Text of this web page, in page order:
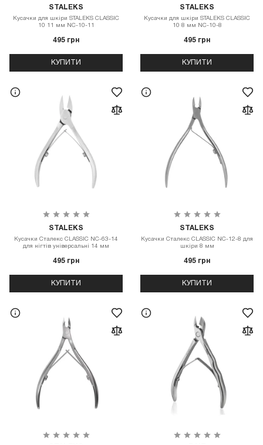
STALEKS
Кусачки для шкіри STALEKS CLASSIC
10 11 мм NC-10-11
495 грн
КУПИТИ
STALEKS
Кусачки для шкіри STALEKS CLASSIC
10 8 мм NC-10-8
495 грн
КУПИТИ
STALEKS
Кусачки Сталекс CLASSIC NC-63-14
для нігтів універсальні 14 мм
495 грн
КУПИТИ
STALEKS
Кусачки Сталекс CLASSIC NC-12-8 для
шкіри 8 мм
495 грн
КУПИТИ